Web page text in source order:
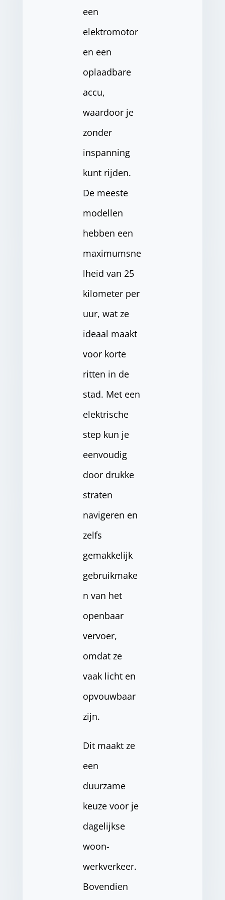
een
elektromotor
en een
oplaadbare
accu,
waardoor je
zonder
inspanning
kunt rijden.
De meeste
modellen
hebben een
maximumsne
lheid van 25
kilometer per
uur, wat ze
ideaal maakt
voor korte
ritten in de
stad. Met een
elektrische
step kun je
eenvoudig
door drukke
straten
navigeren en
zelfs
gemakkelijk
gebruikmake
n van het
openbaar
vervoer,
omdat ze
vaak licht en
opvouwbaar
zijn.
Dit maakt ze
een
duurzame
keuze voor je
dagelijkse
woon-
werkverkeer.
Bovendien